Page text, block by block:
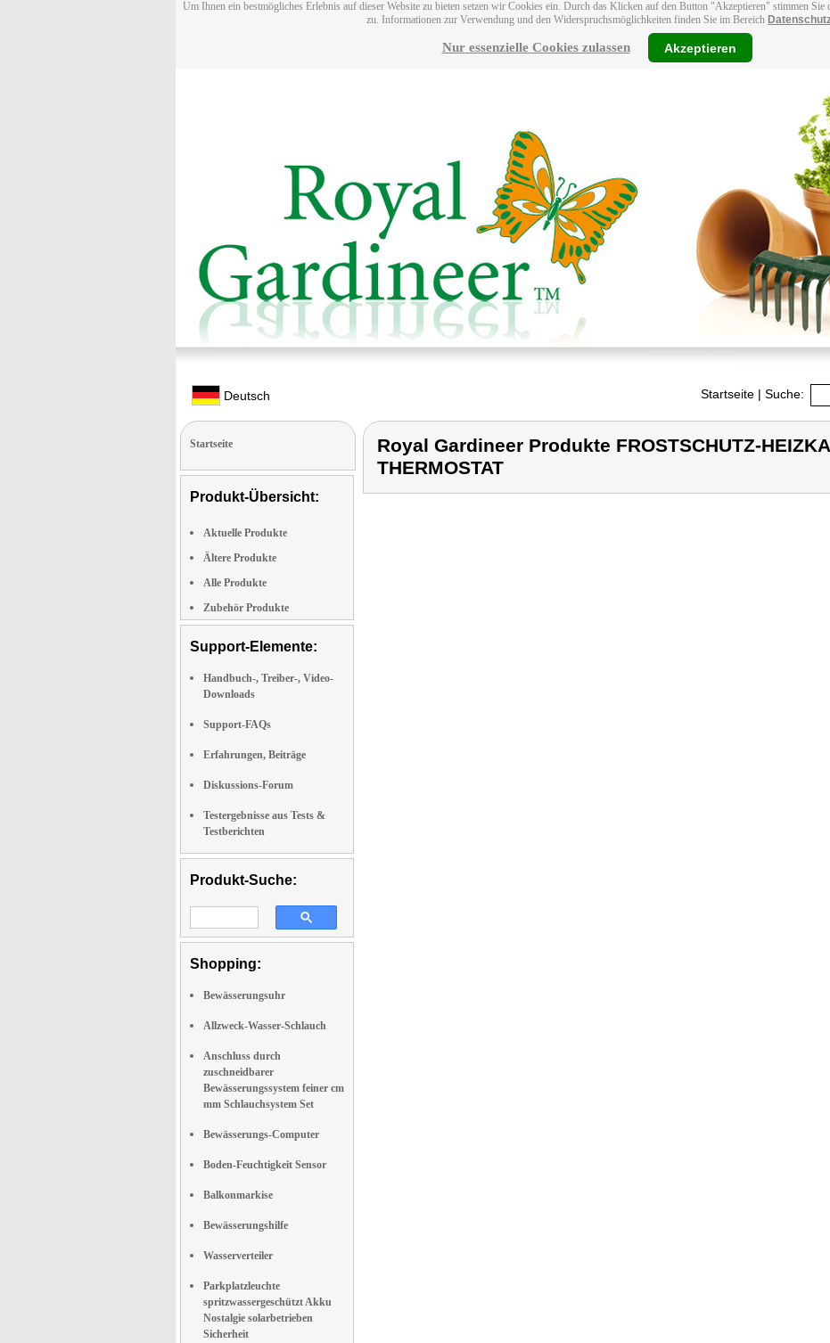
Um Ihnen ein bestmögliches Erlebnis auf dieser Website zu bieten setzen wir Cookies ein. Durch das Klicken auf den Button "Akzeptieren" stimmen
zu. Informationen zur Verwendung und den Widerspruchsmöglichkeiten finden Sie im Bereich
Nur essenzielle Cookies zulassen Akzeptieren
Deutsch Startseite | Suche:
Startseite
Produkt-Übersicht:
Aktuelle Produkte
Ältere Produkte
Alle Produkte
Zubehör Produkte
Support-Elemente:
Handbuch-, Treiber-, Video-
Downloads
Support-FAQs
Erfahrungen, Beiträge
Diskussions-Forum
Testergebnisse aus Tests &
Testberichten
Produkt-Suche:
Shopping:
Bewässerungsuhr
Allzweck-Wasser-Schlauch
Anschluss durch
zuschneidbarer
Bewässerungssystem feiner cm
mm Schlauchsystem Set
Bewässerungs-Computer
Boden-Feuchtigkeit Sensor
Balkonmarkise
Bewässerungshilfe
Wasserverteiler
Parkplatzleuchte
spritzwassergeschützt Akku
Nostalgie solarbetrieben
Sicherheit
Royal Gardineer Produkte FROSTSCHUTZ-
THERMOSTAT